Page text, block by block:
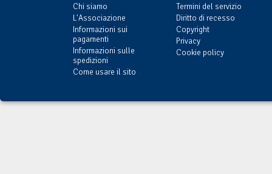
Chi siamo
L'Associazione
Informazioni sui
pagamenti
Informazioni sulle
spedizioni
Come usare il sito
Termini del servizio
Diritto di recesso
Copyright
Privacy
Cookie policy